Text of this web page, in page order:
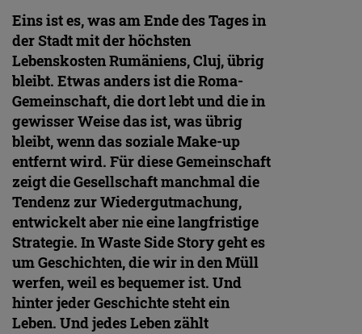
Eins ist es, was am Ende des Tages in
der Stadt mit der höchsten
Lebenskosten Rumäniens, Cluj, übrig
bleibt. Etwas anders ist die Roma-
Gemeinschaft, die dort lebt und die in
gewisser Weise das ist, was übrig
bleibt, wenn das soziale Make-up
entfernt wird. Für diese Gemeinschaft
zeigt die Gesellschaft manchmal die
Tendenz zur Wiedergutmachung,
entwickelt aber nie eine langfristige
Strategie. In Waste Side Story geht es
um Geschichten, die wir in den Müll
werfen, weil es bequemer ist. Und
hinter jeder Geschichte steht ein
Leben. Und jedes Leben zählt